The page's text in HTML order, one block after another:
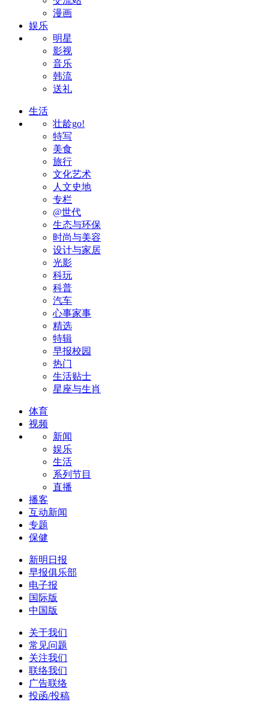
漫画
娱乐
明星
影视
音乐
韩流
送礼
生活
壮龄go!
特写
美食
旅行
文化艺术
人文史地
专栏
@世代
生态与环保
时尚与美容
设计与家居
光影
科玩
科普
汽车
心事家事
精选
特辑
早报校园
热门
生活贴士
星座与生肖
体育
视频
新闻
娱乐
生活
系列节目
直播
播客
互动新闻
专题
保健
新明日报
早报俱乐部
电子报
国际版
中国版
关于我们
常见问题
关注我们
联络我们
广告联络
投函/投稿